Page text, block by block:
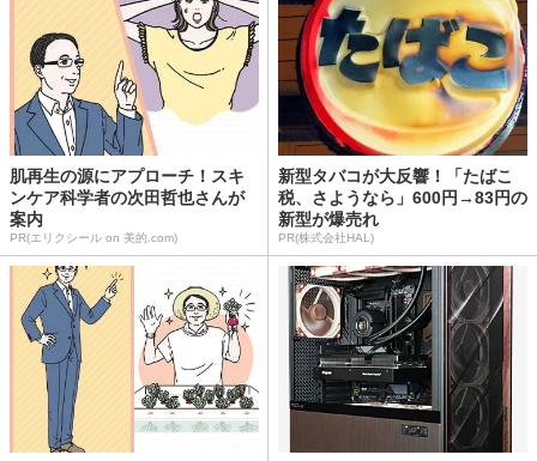
肌再生の源にアプローチ！スキ
ンケア科学者の次田哲也さんが
案内
PR(エリクシール on 美的.com)
新型タバコが大反響！「たばこ
税、さようなら」600円→83円の
新型が爆売れ
PR(株式会社HAL)